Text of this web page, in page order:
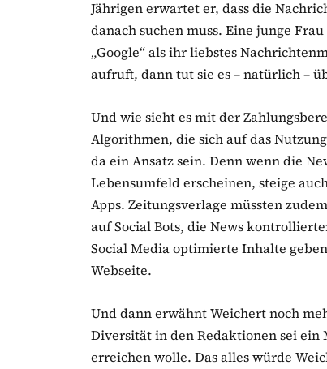
Jährigen erwartet er, dass die
danach suchen muss. Eine junge
„Google“ als ihr liebstes
aufruft, dann tut sie es – natürlich –
Und wie sieht es mit der
Algorithmen, die sich auf das
da ein Ansatz sein. Denn wenn die
Lebensumfeld erscheinen, steige
Apps. Zeitungsverlage müssten
auf Social Bots, die News
Social Media optimierte Inhalte
Webseite.
Und dann erwähnt Weichert noch
Diversität in den Redaktionen sei ein
erreichen wolle. Das alles würde